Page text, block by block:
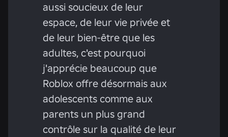
aussi soucieux de leur
espace, de leur vie privée et
de leur bien-être que les
adultes, c'est pourquoi
j'apprécie beaucoup que
Roblox offre désormais aux
adolescents comme aux
parents un plus grand
contrôle sur la qualité de leur